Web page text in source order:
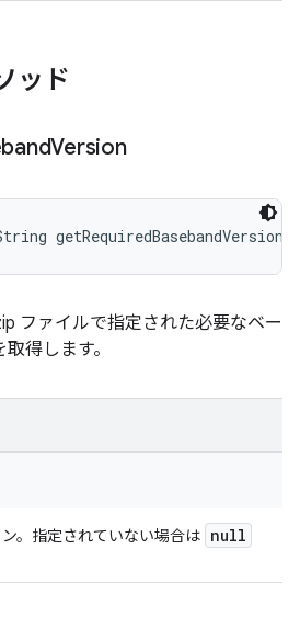
ッド
Version
getRequiredBasebandVersion
ファイルで指定された必要なベー
得します。
。指定されていない場合は null